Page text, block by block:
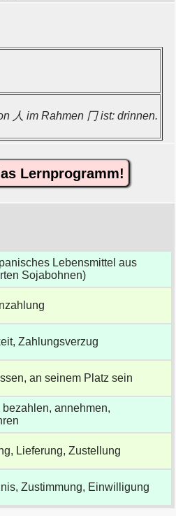
人 im Rahmen 冂 ist: drinnen.
Lernprogramm!
Lebensmittel aus
Sojabohnen)
Zahlungsverzug
an seinem Platz sein
bezahlen, annehmen,
Lieferung, Zustellung
Zustimmung, Einwilligung